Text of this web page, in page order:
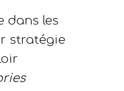
dans les
stratégie